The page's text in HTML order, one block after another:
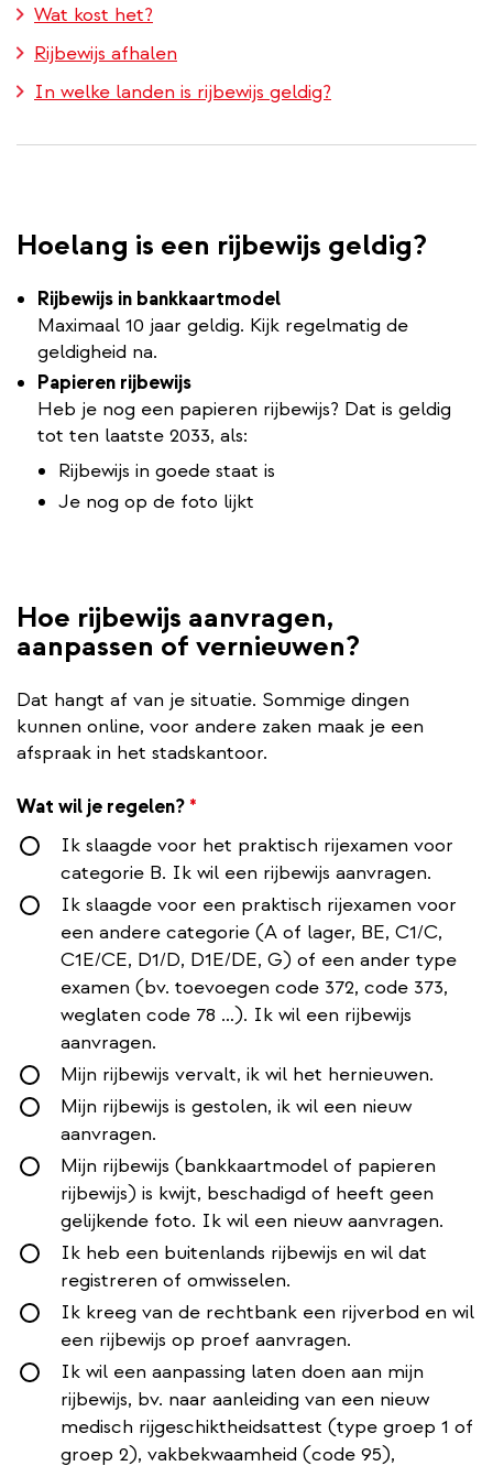
Wat kost het?
Rijbewijs afhalen
In welke landen is rijbewijs geldig?
Hoelang is een rijbewijs geldig?
Rijbewijs in bankkaartmodel
Maximaal 10 jaar geldig. Kijk regelmatig de
geldigheid na.
Papieren rijbewijs
Heb je nog een papieren rijbewijs? Dat is geldig
tot ten laatste 2033, als:
Rijbewijs in goede staat is
Je nog op de foto lijkt
Hoe rijbewijs aanvragen,
aanpassen of vernieuwen?
Dat hangt af van je situatie. Sommige dingen
kunnen online, voor andere zaken maak je een
afspraak in het stadskantoor.
Wat wil je regelen? *
Ik slaagde voor het praktisch rijexamen voor
categorie B. Ik wil een rijbewijs aanvragen.
Ik slaagde voor een praktisch rijexamen voor
een andere categorie (A of lager, BE, C1/C,
C1E/CE, D1/D, D1E/DE, G) of een ander type
examen (bv. toevoegen code 372, code 373,
weglaten code 78 …). Ik wil een rijbewijs
aanvragen.
Mijn rijbewijs vervalt, ik wil het hernieuwen.
Mijn rijbewijs is gestolen, ik wil een nieuw
aanvragen.
Mijn rijbewijs (bankkaartmodel of papieren
rijbewijs) is kwijt, beschadigd of heeft geen
gelijkende foto. Ik wil een nieuw aanvragen.
Ik heb een buitenlands rijbewijs en wil dat
registreren of omwisselen.
Ik kreeg van de rechtbank een rijverbod en wil
een rijbewijs op proef aanvragen.
Ik wil een aanpassing laten doen aan mijn
rijbewijs, bv. naar aanleiding van een nieuw
medisch rijgeschiktheidsattest (type groep 1 of
groep 2), vakbekwaamheid (code 95),